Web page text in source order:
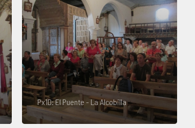
Px1D: El Puente - La Alcobilla